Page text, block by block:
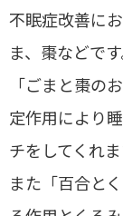
不眠症改善に
ま、棗などです
「ごまと棗の
定作用により
チをしてくれま
また「百合と